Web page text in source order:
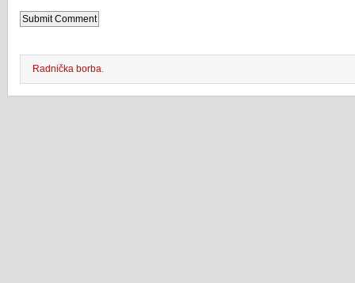
Radnička borba.